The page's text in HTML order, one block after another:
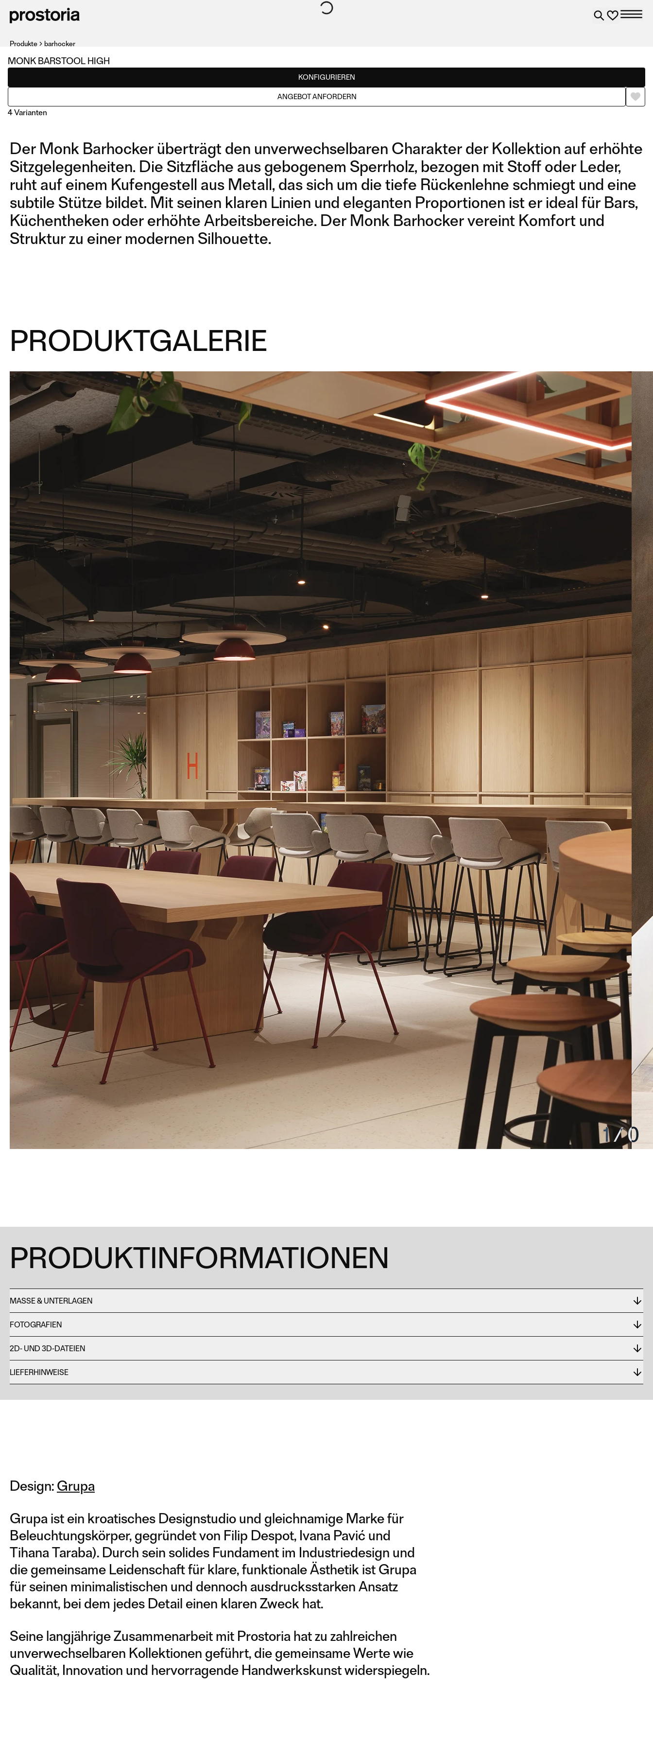
MONK BARSTOOL HIGH
KONFIGURIEREN
ANGEBOT ANFORDERN
4 Varianten
BARSTOOL HIGH BARSTOOL LOW
BARSTOOL LOW WOODEN
SEAT
BARSTOOL HIGH
WOODEN SEAT
Produkte barhocker
Der Monk Barhocker überträgt den unverwechselbaren Charakter der Kollektion auf erhöhte
Sitzgelegenheiten. Die Sitzfläche aus gebogenem Sperrholz, bezogen mit Stoff oder Leder,
ruht auf einem Kufengestell aus Metall, das sich um die tiefe Rückenlehne schmiegt und eine
subtile Stütze bildet. Mit seinen klaren Linien und eleganten Proportionen ist er ideal für Bars,
Küchentheken oder erhöhte Arbeitsbereiche. Der Monk Barhocker vereint Komfort und
Struktur zu einer modernen Silhouette.
PRODUKTGALERIE
1/0
PRODUKTINFORMATIONEN
MASSE & UNTERLAGEN
FOTOGRAFIEN
2D- UND 3D-DATEIEN
LIEFERHINWEISE
Design: Grupa
Grupa ist ein kroatisches Designstudio und gleichnamige Marke für
Beleuchtungskörper, gegründet von Filip Despot, Ivana Pavić und
Tihana Taraba). Durch sein solides Fundament im Industriedesign und
die gemeinsame Leidenschaft für klare, funktionale Ästhetik ist Grupa
für seinen minimalistischen und dennoch ausdrucksstarken Ansatz
bekannt, bei dem jedes Detail einen klaren Zweck hat.
Seine langjährige Zusammenarbeit mit Prostoria hat zu zahlreichen
unverwechselbaren Kollektionen geführt, die gemeinsame Werte wie
Qualität, Innovation und hervorragende Handwerkskunst widerspiegeln.